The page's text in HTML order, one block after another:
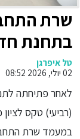
שרת
בתחנת
"המסילה
טל איפרגן
02 יולי, 2026 08:52
לאחר פתיחתה
(רביעי) טקס
במעמד שרת